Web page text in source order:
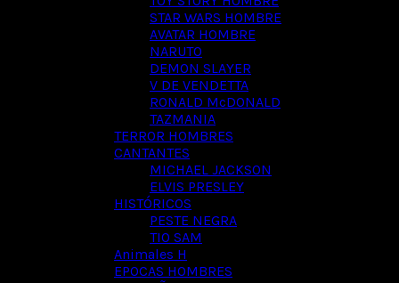
STAR WARS HOMBRE
AVATAR HOMBRE
NARUTO
DEMON SLAYER
V DE VENDETTA
RONALD McDONALD
TAZMANIA
TERROR HOMBRES
CANTANTES
MICHAEL JACKSON
ELVIS PRESLEY
HISTÓRICOS
PESTE NEGRA
TIO SAM
Animales H
EPOCAS HOMBRES